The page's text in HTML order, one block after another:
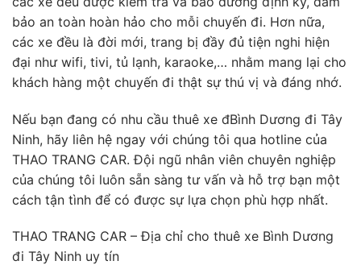
bảo an toàn hoàn hảo cho mỗi chuyến đi. Hơn nữa,
các xe đều là đời mới, trang bị đầy đủ tiện nghi hiện
đại như wifi, tivi, tủ lạnh, karaoke,… nhằm mang lại cho
khách hàng một chuyến đi thật sự thú vị và đáng nhớ.
Nếu bạn đang có nhu cầu thuê xe đBình Dương đi Tây
Ninh, hãy liên hệ ngay với chúng tôi qua hotline của
THAO TRANG CAR. Đội ngũ nhân viên chuyên nghiệp
của chúng tôi luôn sẵn sàng tư vấn và hỗ trợ bạn một
cách tận tình để có được sự lựa chọn phù hợp nhất.
THAO TRANG CAR – Địa chỉ cho thuê xe Bình Dương
đi Tây Ninh uy tín